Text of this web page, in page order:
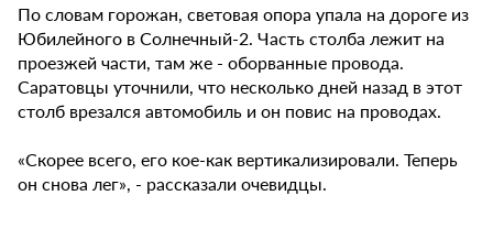
По словам горожан, световая опора упала на дороге из
Юбилейного в Солнечный-2. Часть столба лежит на
проезжей части, там же - оборванные провода.
Саратовцы уточнили, что несколько дней назад в этот
столб врезался автомобиль и он повис на проводах.
«Скорее всего, его кое-как вертикализировали. Теперь
он снова лег», - рассказали очевидцы.